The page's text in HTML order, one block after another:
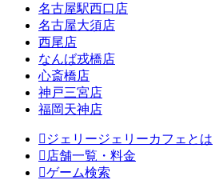
名古屋駅西口店
名古屋大須店
西尾店
なんば戎橋店
心斎橋店
神戸三宮店
福岡天神店
ジェリージェリーカフェとは
店舗一覧・料金
ゲーム検索